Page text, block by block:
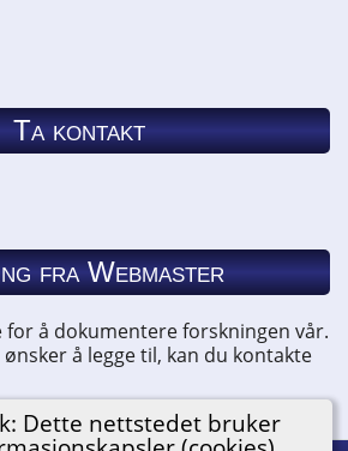
Dette nettstedet bruker
Ta kontakt
fra Webmaster
å dokumentere forskningen vår.
å legge til, kan du kontakte